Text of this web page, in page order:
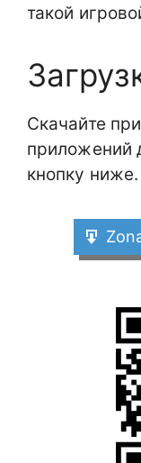
такой
Скачайте
приложений
кнопку ниже.